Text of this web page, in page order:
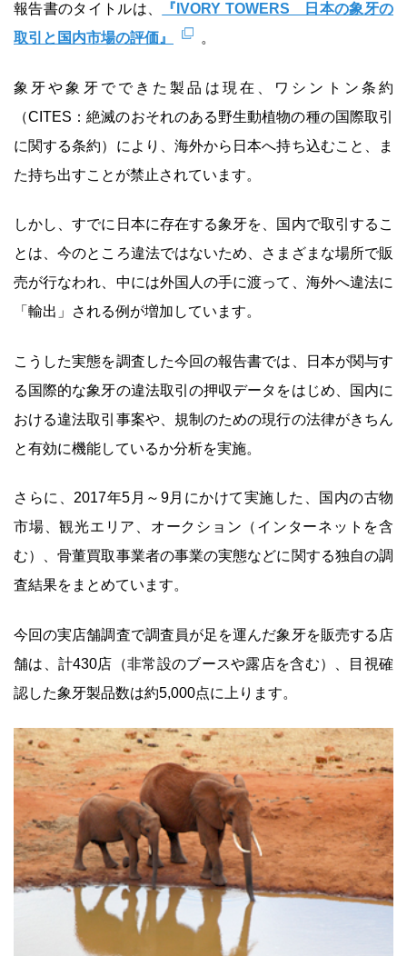
報告書のタイトルは、
『IVORY TOWERS 日本の象牙の
取引と国内市場の評価』
。
象牙や象牙でできた製品は現在、ワシントン条約
（CITES：絶滅のおそれのある野生動植物の種の国際取引
に関する条約）により、海外から日本へ持ち込むこと、ま
た持ち出すことが禁止されています。
しかし、すでに日本に存在する象牙を、国内で取引するこ
とは、今のところ違法ではないため、さまざまな場所で販
売が行なわれ、中には外国人の手に渡って、海外へ違法に
「輸出」される例が増加しています。
こうした実態を調査した今回の報告書では、日本が関与す
る国際的な象牙の違法取引の押収データをはじめ、国内に
おける違法取引事案や、規制のための現行の法律がきちん
と有効に機能しているか分析を実施。
さらに、2017年5月～9月にかけて実施した、国内の古物
市場、観光エリア、オークション（インターネットを含
む）、骨董買取事業者の事業の実態などに関する独自の調
査結果をまとめています。
今回の実店舗調査で調査員が足を運んだ象牙を販売する店
舗は、計430店（非常設のブースや露店を含む）、目視確
認した象牙製品数は約5,000点に上ります。